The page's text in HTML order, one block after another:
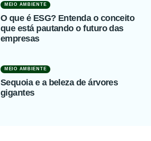
MEIO AMBIENTE
O que é ESG? Entenda o conceito
que está pautando o futuro das
empresas
MEIO AMBIENTE
Sequoia e a beleza de árvores
gigantes